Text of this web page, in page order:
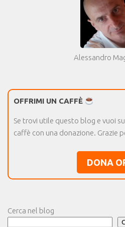
Alessandro
OFFRIMI UN CAFFÈ
Se trovi utile questo blog e vuoi
caffè con una donazione. Grazie
DONA
Cerca nel blog